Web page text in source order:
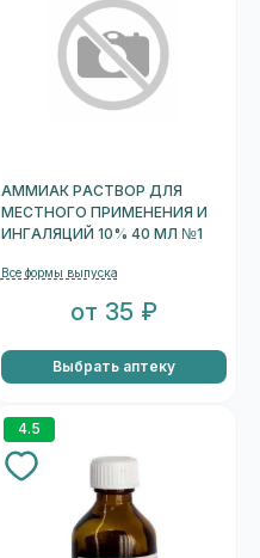
АММИАК РАСТВОР ДЛЯ
МЕСТНОГО ПРИМЕНЕНИЯ И
ИНГАЛЯЦИЙ 10% 40 МЛ №1
Все формы выпуска
от 35 ₽
Выбрать аптеку
4.5